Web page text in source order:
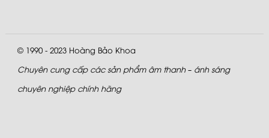
© 1990 - 2023 Hoàng Bảo Khoa
Chuyên cung cấp các sản phẩm âm thanh – ánh sáng
chuyên nghiệp chính hãng